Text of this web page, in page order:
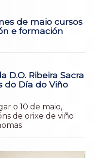
de maio cursos
e formación
D.O. Ribeira Sacra
do Día do Viño
o 10 de maio,
de orixe de viño